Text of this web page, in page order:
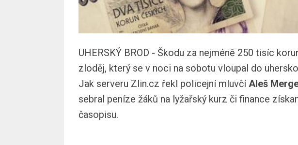
UHERSKÝ BROD - Škodu za nejméně 250 tisíc
zloděj, který se v noci na sobotu vloupal do
Jak serveru Zlin.cz řekl policejní mluvčí Aleš
sebral peníze žáků na lyžařský kurz či finance
časopisu.